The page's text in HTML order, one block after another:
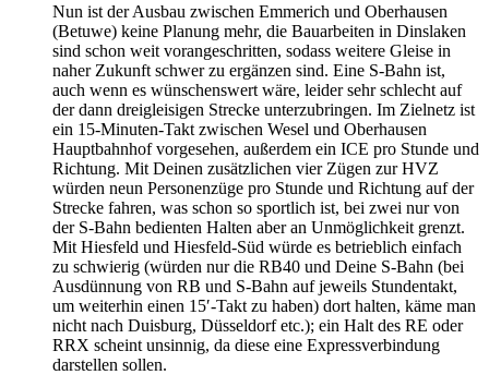
Nun ist der Ausbau zwischen Emmerich und Oberhausen
(Betuwe) keine Planung mehr, die Bauarbeiten in Dinslaken
sind schon weit vorangeschritten, sodass weitere Gleise in
naher Zukunft schwer zu ergänzen sind. Eine S-Bahn ist,
auch wenn es wünschenswert wäre, leider sehr schlecht auf
der dann dreigleisigen Strecke unterzubringen. Im Zielnetz ist
ein 15-Minuten-Takt zwischen Wesel und Oberhausen
Hauptbahnhof vorgesehen, außerdem ein ICE pro Stunde und
Richtung. Mit Deinen zusätzlichen vier Zügen zur HVZ
würden neun Personenzüge pro Stunde und Richtung auf der
Strecke fahren, was schon so sportlich ist, bei zwei nur von
der S-Bahn bedienten Halten aber an Unmöglichkeit grenzt.
Mit Hiesfeld und Hiesfeld-Süd würde es betrieblich einfach
zu schwierig (würden nur die RB40 und Deine S-Bahn (bei
Ausdünnung von RB und S-Bahn auf jeweils Stundentakt,
um weiterhin einen 15′-Takt zu haben) dort halten, käme man
nicht nach Duisburg, Düsseldorf etc.); ein Halt des RE oder
RRX scheint unsinnig, da diese eine Expressverbindung
darstellen sollen.